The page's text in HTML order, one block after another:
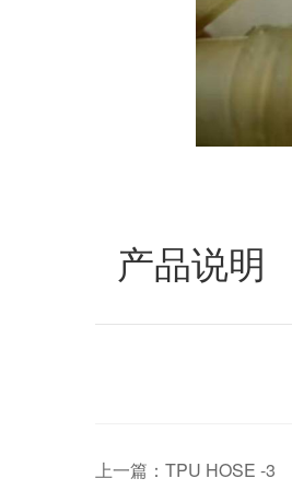
产品说明
上一篇：TPU HOSE -3